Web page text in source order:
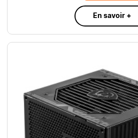
En savoir +